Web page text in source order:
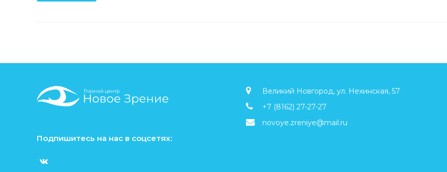
Подпишитесь на нас в соцсетях:
V
Великий Новгород, ул. Нехинская, 57
+7 (8162) 27-27-27
novoye.zreniye@mail.ru